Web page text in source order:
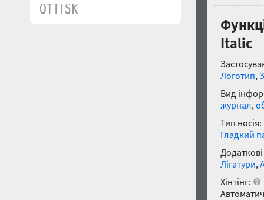
Italic
Логотип,
Вид
журнал,
Тип носія:
Гладкий
Лігатури,
Хінтінг: